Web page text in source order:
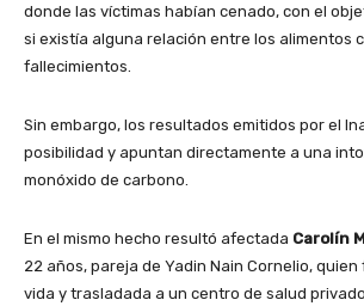
donde las víctimas habían cenado, con el
si existía alguna relación entre los alimentos
fallecimientos.
Sin embargo, los resultados emitidos por el
posibilidad y apuntan directamente a una
monóxido de carbono.
En el mismo hecho resultó afectada Carolín
22 años, pareja de Yadin Nain Cornelio,
vida y trasladada a un centro de salud privado.